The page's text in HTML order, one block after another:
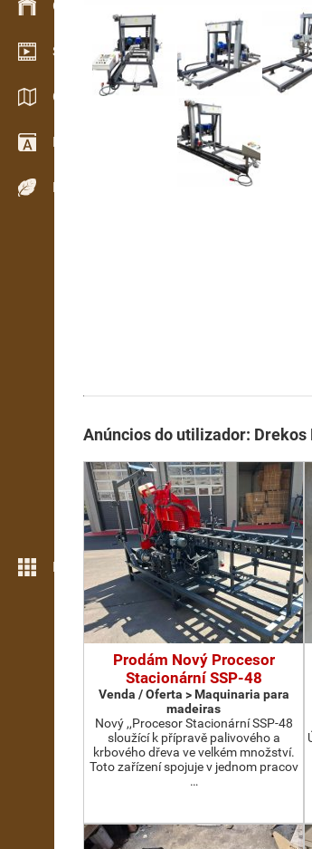
Gestão de stocks
Showroom de vídeo
Catálogos / Brochuras
Dicionário
Espécies de madeira
Mais funcionalidades
Anúncios do utilizador: Drekos
Prodám Nový Procesor
Stacionární SSP-48
Venda / Oferta > Maquinaria para
madeiras
Nový ,,Procesor Stacionární SSP-48
sloužící k přípravě palivového a
krbového dřeva ve velkém množství.
Toto zařízení spojuje v jednom pracov
…